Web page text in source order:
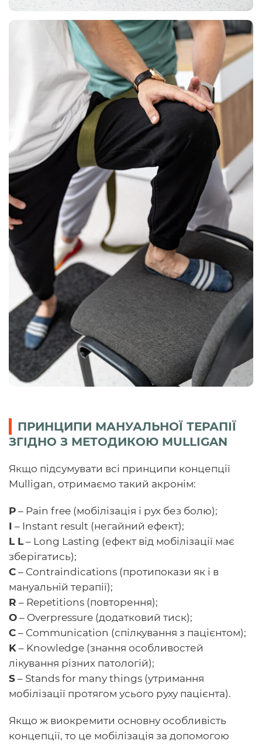
ПРИНЦИПИ МАНУАЛЬНОЇ ТЕРАПІЇ
ЗГІДНО З МЕТОДИКОЮ MULLIGAN
Якщо підсумувати всі принципи концепції
Mulligan, отримаємо такий акронім:
Р – Pain free (мобілізація і рух без болю);
I – Instant result (негайний ефект);
L L– Long Lasting (ефект від мобілізації має
зберігатись);
C – Contraindications (протипокази як і в
мануальній терапії);
R – Repetitions (повторення);
O – Overpressure (додатковий тиск);
C – Communication (спілкування з пацієнтом);
K – Knowledge (знання особливостей
лікування різних патологій);
S – Stands for many things (утримання
мобілізації протягом усього руху пацієнта).
Якщо ж виокремити основну особливість
концепції, то це мобілізація за допомогою